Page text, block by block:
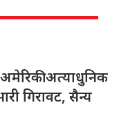
अत्याधुनिक
गिरावट, सैन्य